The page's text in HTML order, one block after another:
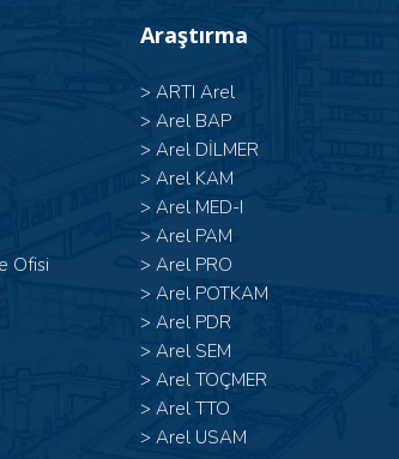
Ofisi
Araştırma
> ARTI Arel
> Arel BAP
> Arel DİLMER
> Arel KAM
> Arel MED-I
> Arel PAM
> Arel PRO
> Arel POTKAM
> Arel PDR
> Arel SEM
> Arel TOÇMER
> Arel TTO
> Arel USAM